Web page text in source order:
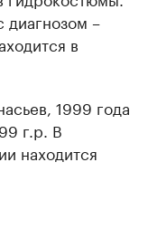
диагнозом –
в
1999 года
г.р. В
находится